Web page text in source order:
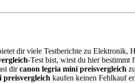
dir viele Testberichte zu Elektronik,
-Test bist, wirst du hier bestimmt
dircanon legria mini preisvergleich
preisvergleich kaufen keinen Fehlkauf